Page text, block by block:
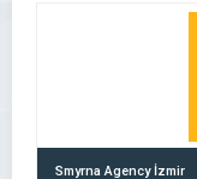
Smyrna Agency İzmir